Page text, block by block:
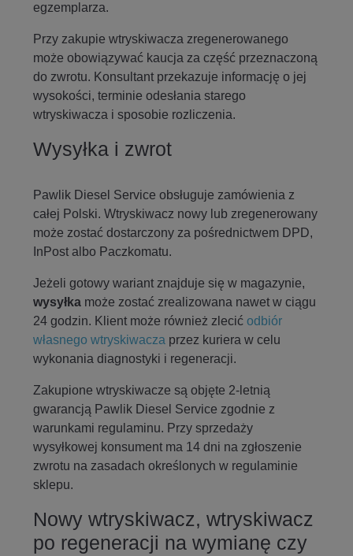
egzemplarza.
Przy zakupie wtryskiwacza zregenerowanego
może obowiązywać kaucja za część przeznaczoną
do zwrotu. Konsultant przekazuje informację o jej
wysokości, terminie odesłania starego
wtryskiwacza i sposobie rozliczenia.
Wysyłka i zwrot
Pawlik Diesel Service obsługuje zamówienia z
całej Polski. Wtryskiwacz nowy lub zregenerowany
może zostać dostarczony za pośrednictwem DPD,
InPost albo Paczkomatu.
Jeżeli gotowy wariant znajduje się w magazynie,
wysyłka może zostać zrealizowana nawet w ciągu
24 godzin. Klient może również zlecić odbiór
własnego wtryskiwacza przez kuriera w celu
wykonania diagnostyki i regeneracji.
Zakupione wtryskiwacze są objęte 2-letnią
gwarancją Pawlik Diesel Service zgodnie z
warunkami regulaminu. Przy sprzedaży
wysyłkowej konsument ma 14 dni na zgłoszenie
zwrotu na zasadach określonych w regulaminie
sklepu.
Nowy wtryskiwacz, wtryskiwacz
po regeneracji na wymianę czy